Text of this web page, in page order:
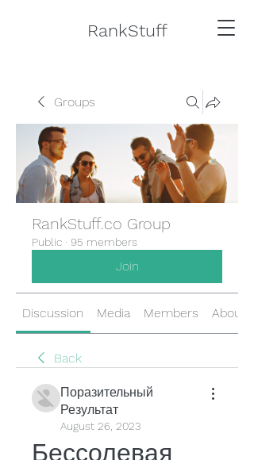
RankStuff
Groups
RankStuff.co Group
Public · 95 members
Join
Discussion Media Members About
Back
Поразительный
Результат
August 26, 2023
Бессолевая